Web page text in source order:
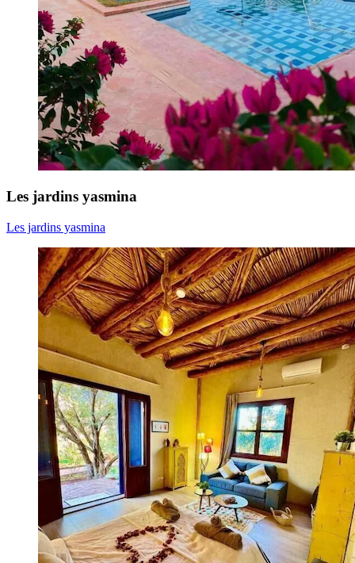
Les jardins yasmina
Les jardins yasmina